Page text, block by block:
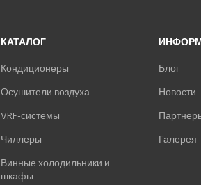
КАТАЛОГ
Кондиционеры
Осушители воздуха
VRF-системы
Чиллеры
Винные холодильники и
шкафы
Блог
Новости
Галерея